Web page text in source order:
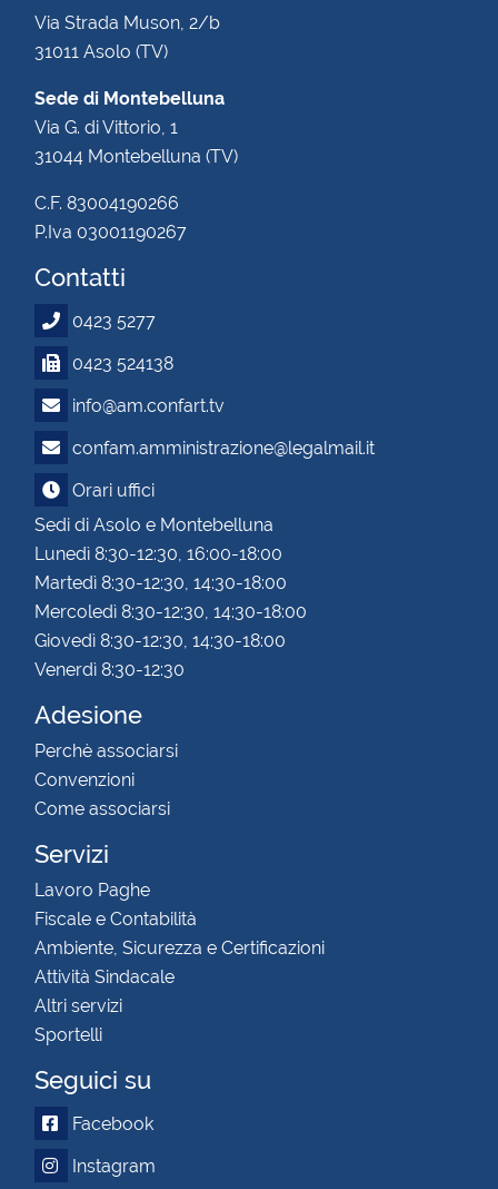
Via Strada Muson, 2/b
31011 Asolo (TV)
Sede di Montebelluna
Via G. di Vittorio, 1
31044 Montebelluna (TV)
C.F. 83004190266
P.Iva 03001190267
Contatti
0423 5277
0423 524138
info@am.confart.tv
confam.amministrazione@legalmail.it
Orari uffici
Sedi di Asolo e Montebelluna
Lunedì 8:30-12:30, 16:00-18:00
Martedì 8:30-12:30, 14:30-18:00
Mercoledì 8:30-12:30, 14:30-18:00
Giovedì 8:30-12:30, 14:30-18:00
Venerdì 8:30-12:30
Adesione
Perchè associarsi
Convenzioni
Come associarsi
Servizi
Lavoro Paghe
Fiscale e Contabilità
Ambiente, Sicurezza e Certificazioni
Attività Sindacale
Altri servizi
Sportelli
Seguici su
Facebook
Instagram